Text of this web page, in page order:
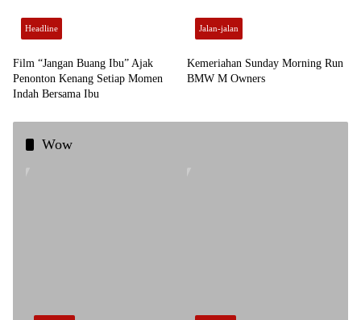
Headline
Film “Jangan Buang Ibu” Ajak
Penonton Kenang Setiap Momen
Indah Bersama Ibu
Jalan-jalan
Kemeriahan Sunday Morning Run
BMW M Owners
Wow